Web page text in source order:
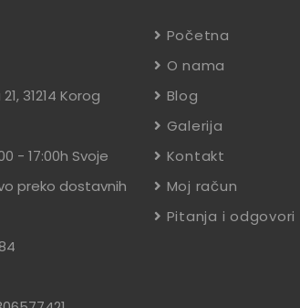
31214 Korog
- 17:00h Svoje
preko dostavnih
Početna
O nama
Blog
Galerija
Kontakt
Moj račun
Pitanja i odgovori